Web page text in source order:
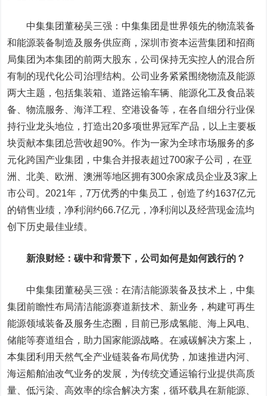
中集集团董秘吴三强：中集集团是世界领先的物流装备
和能源装备制造及服务供应商，深圳市资本运营集团和招商
局集团为本集团的前两大股东，公司保持无实控人的混合所
有制的现代化公司治理结构。公司业务紧紧围绕物流及能源
两大主题，包括集装箱、道路运输车辆、能源化工及食品装
备、物流服务、海洋工程、空港设备等，在各自细分行业保
持行业龙头地位，打造出20多项世界冠军产品，以上主要板
块贡献本集团总营收超90%。作为一家为全球市场服务的多
元化跨国产业集团，中集合并报表超过700家子公司，在亚
洲、北美、欧洲、澳洲等地区拥有300余家成员企业及3家上
市公司。2021年，7万优秀的中集员工，创造了约1637亿元
的销售业绩，净利润约66.7亿元，净利润以及经营现金流均
创下历史最佳业绩。
新浪财经：碳中和背景下，公司如何是如何践行的？
中集集团董秘吴三强：在清洁能源装备及技术上，中集
集团前瞻性布局清洁能源赛道新技术、新业务，构建可再生
能源领域装备及服务生态圈，目前已形成氢能、海上风电、
储能等赛道组合，助力国家能源战略。在减碳解决方案上，
本集团利用天然气全产业链装备布局优势，加速推进内河、
海运船舶油改气业务的发展，为传统交通运输行业提供高质
量、低污染、高效率的综合解决方案，循环载具在新能源、